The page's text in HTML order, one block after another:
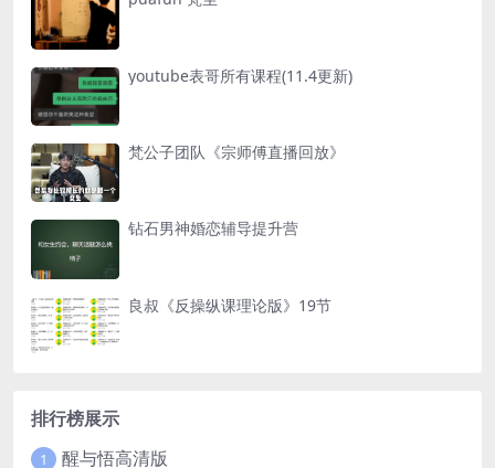
youtube表哥所有课程(11.4更新)
梵公子团队《宗师傅直播回放》
钻石男神婚恋辅导提升营
良叔《反操纵课理论版》19节
排行榜展示
1 醒与悟高清版